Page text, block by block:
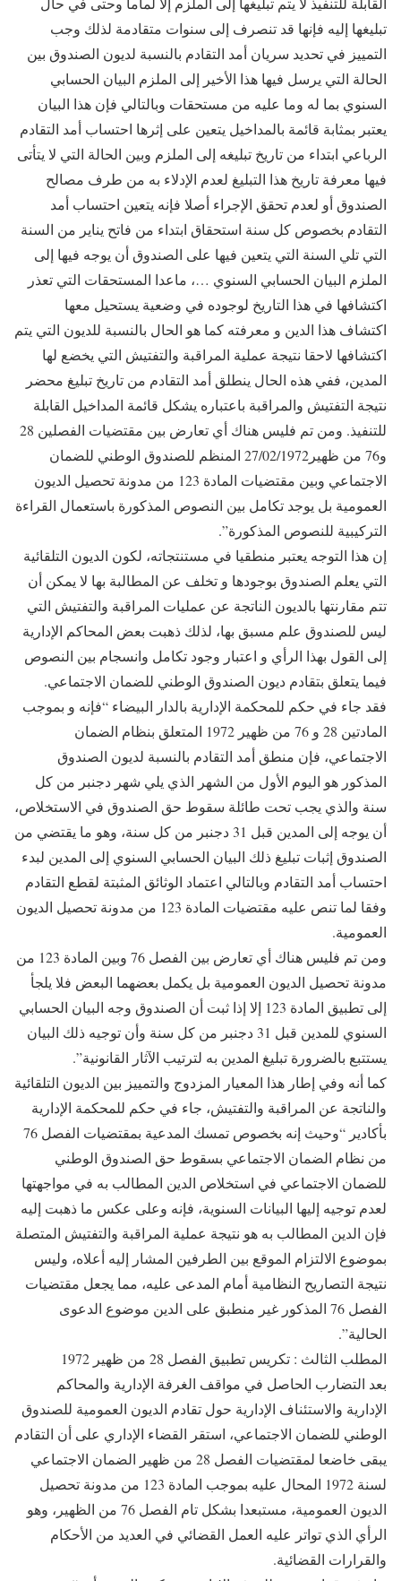
تبليغها إليه فإنها قد تنصرف إلى سنوات متقادمة لذلك وجب
التمييز في تحديد سريان أمد التقادم بالنسبة لديون الصندوق بين
الحالة التي يرسل فيها هذا الأخير إلى الملزم البيان الحسابي
السنوي بما له وما عليه من مستحقات وبالتالي فإن هذا البيان
يعتبر بمثابة قائمة بالمداخيل يتعين على إثرها احتساب أمد التقادم
الرباعي ابتداء من تاريخ تبليغه إلى الملزم وبين الحالة التي لا يتأتى
فيها معرفة تاريخ هذا التبليغ لعدم الإدلاء به من طرف مصالح
الصندوق أو لعدم تحقق الإجراء أصلا فإنه يتعين احتساب أمد
التقادم بخصوص كل سنة استحقاق ابتداء من فاتح يناير من السنة
التي تلي السنة التي يتعين فيها على الصندوق أن يوجه فيها إلى
الملزم البيان الحسابي السنوي …، ماعدا المستحقات التي تعذر
اكتشافها في هذا التاريخ لوجوده في وضعية يستحيل معها
اكتشاف هذا الدين و معرفته كما هو الحال بالنسبة للديون التي يتم
اكتشافها لاحقا نتيجة عملية المراقبة والتفتيش التي يخضع لها
المدين، ففي هذه الحال ينطلق أمد التقادم من تاريخ تبليغ محضر
نتيجة التفتيش والمراقبة باعتباره يشكل قائمة المداخيل القابلة
للتنفيذ. ومن تم فليس هناك أي تعارض بين مقتضيات الفصلين 28
و76 من ظهير27/02/1972 المنظم للصندوق الوطني للضمان
الاجتماعي وبين مقتضيات المادة 123 من مدونة تحصيل الديون
العمومية بل يوجد تكامل بين النصوص المذكورة باستعمال القراءة
التركيبية للنصوص المذكورة”.
إن هذا التوجه يعتبر منطقيا في مستنتجاته، لكون الديون التلقائية
التي يعلم الصندوق بوجودها و تخلف عن المطالبة بها لا يمكن أن
تتم مقارنتها بالديون الناتجة عن عمليات المراقبة والتفتيش التي
ليس للصندوق علم مسبق بها، لذلك ذهبت بعض المحاكم الإدارية
إلى القول بهذا الرأي و اعتبار وجود تكامل وانسجام بين النصوص
فيما يتعلق بتقادم ديون الصندوق الوطني للضمان الاجتماعي.
فقد جاء في حكم للمحكمة الإدارية بالدار البيضاء “فإنه و بموجب
المادتين 28 و 76 من ظهير 1972 المتعلق بنظام الضمان
الاجتماعي، فإن منطق أمد التقادم بالنسبة لديون الصندوق
المذكور هو اليوم الأول من الشهر الذي يلي شهر دجنبر من كل
سنة والذي يجب تحت طائلة سقوط حق الصندوق في الاستخلاص،
أن يوجه إلى المدين قبل 31 دجنبر من كل سنة، وهو ما يقتضي من
الصندوق إثبات تبليغ ذلك البيان الحسابي السنوي إلى المدين لبدء
احتساب أمد التقادم وبالتالي اعتماد الوثائق المثبتة لقطع التقادم
وفقا لما تنص عليه مقتضيات المادة 123 من مدونة تحصيل الديون
العمومية.
ومن تم فليس هناك أي تعارض بين الفصل 76 وبين المادة 123 من
مدونة تحصيل الديون العمومية بل يكمل بعضهما البعض فلا يلجأ
إلى تطبيق المادة 123 إلا إذا ثبت أن الصندوق وجه البيان الحسابي
السنوي للمدين قبل 31 دجنبر من كل سنة وأن توجيه ذلك البيان
يستتبع بالضرورة تبليغ المدين به لترتيب الآثار القانونية”.
كما أنه وفي إطار هذا المعيار المزدوج والتمييز بين الديون التلقائية
والناتجة عن المراقبة والتفتيش، جاء في حكم للمحكمة الإدارية
بأكادير “وحيث إنه بخصوص تمسك المدعية بمقتضيات الفصل 76
من نظام الضمان الاجتماعي بسقوط حق الصندوق الوطني
للضمان الاجتماعي في استخلاص الدين المطالب به في مواجهتها
لعدم توجيه إليها البيانات السنوية، فإنه وعلى عكس ما ذهبت إليه
فإن الدين المطالب به هو نتيجة عملية المراقبة والتفتيش المتصلة
بموضوع الالتزام الموقع بين الطرفين المشار إليه أعلاه، وليس
نتيجة التصاريح النظامية أمام المدعى عليه، مما يجعل مقتضيات
الفصل 76 المذكور غير منطبق على الدين موضوع الدعوى
الحالية”.
المطلب الثالث : تكريس تطبيق الفصل 28 من ظهير 1972
بعد التضارب الحاصل في مواقف الغرفة الإدارية والمحاكم
الإدارية والاستئناف الإدارية حول تقادم الديون العمومية للصندوق
الوطني للضمان الاجتماعي، استقر القضاء الإداري على أن التقادم
يبقى خاضعا لمقتضيات الفصل 28 من ظهير الضمان الاجتماعي
لسنة 1972 المحال عليه بموجب المادة 123 من مدونة تحصيل
الديون العمومية، مستبعدا بشكل تام الفصل 76 من الظهير، وهو
الرأي الذي تواتر عليه العمل القضائي في العديد من الأحكام
والقرارات القضائية.